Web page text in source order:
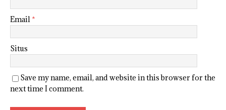
Email *
Situs
Save my name, email, and website in this browser for the
next time I comment.